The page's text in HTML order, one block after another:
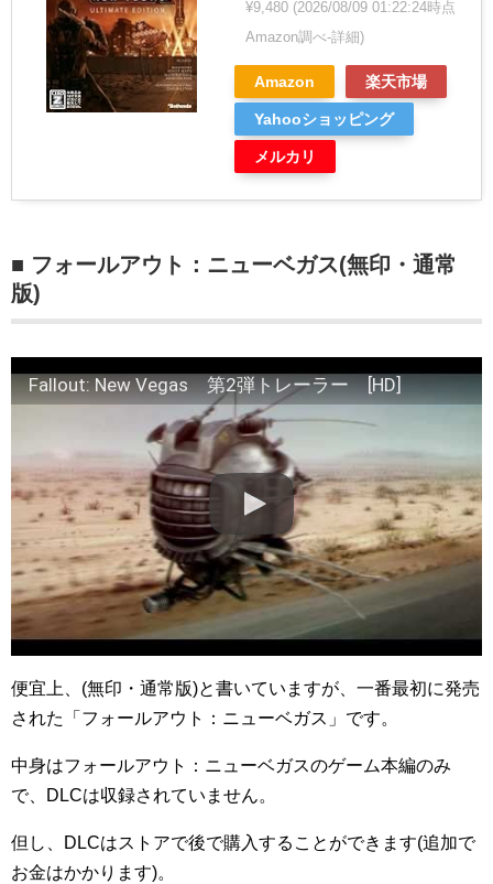
¥9,480 (2026/08/09 01:22:24時点
Amazon調べ-詳細)
Amazon 楽天市場
Yahooショッピング
メルカリ
■ フォールアウト：ニューベガス(無印・通常
版)
Fallout: New Vegas 第2弾トレーラー [HD]
便宜上、(無印・通常版)と書いていますが、一番最初に発売
された「フォールアウト：ニューベガス」です。
中身はフォールアウト：ニューベガスのゲーム本編のみ
で、DLCは収録されていません。
但し、DLCはストアで後で購入することができます(追加で
お金はかかります)。